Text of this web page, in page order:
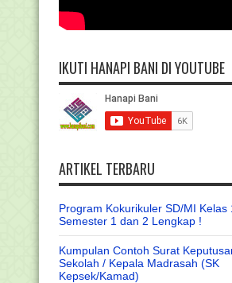
IKUTI HANAPI BANI DI YOUTUBE
ARTIKEL TERBARU
Program Kokurikuler SD/MI Kelas
Semester 1 dan 2 Lengkap !
Kumpulan Contoh Surat
Sekolah / Kepala Madrasah (SK
Kepsek/Kamad)